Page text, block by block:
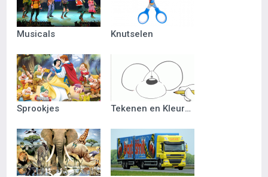
Musicals Knutselen
Sprookjes Tekenen en Kleuren